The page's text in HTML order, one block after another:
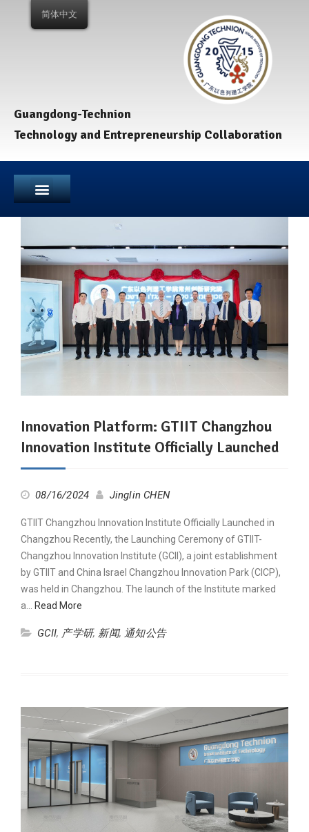
Guangdong-Technion
Technology and Entrepreneurship Collaboration
Innovation Platform: GTIIT Changzhou
Innovation Institute Officially Launched
08/16/2024 Jinglin CHEN
GTIIT Changzhou Innovation Institute Officially Launched in
Changzhou Recently, the Launching Ceremony of GTIIT-
Changzhou Innovation Institute (GCII), a joint establishment
by GTIIT and China Israel Changzhou Innovation Park (CICP),
was held in Changzhou. The launch of the Institute marked
a…
Read More
GCII, 产学研, 新闻, 通知公告
简体中文